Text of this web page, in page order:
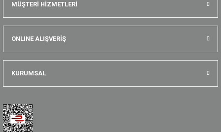
MÜŞTERİ HİZMETLERİ
ONLINE ALIŞVERİŞ
KURUMSAL